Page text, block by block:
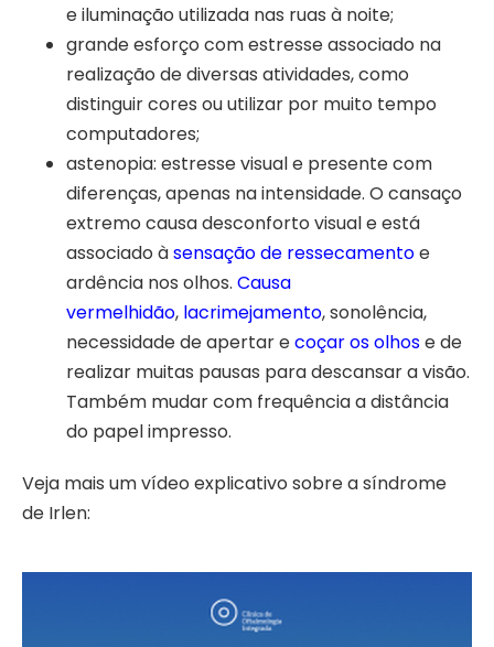
e iluminação utilizada nas ruas à noite;
grande esforço com estresse associado na
realização de diversas atividades, como
distinguir cores ou utilizar por muito tempo
computadores;
astenopia: estresse visual e presente com
diferenças, apenas na intensidade. O cansaço
extremo causa desconforto visual e está
associado àsensação de ressecamentoe
ardência nos olhos. Causa
vermelhidão, lacrimejamento, sonolência,
necessidade de apertar ecoçar os olhose de
realizar muitas pausas para descansar a visão.
Também mudar com frequência a distância
do papel impresso.
Veja mais um vídeo explicativo sobre a síndrome
de Irlen: